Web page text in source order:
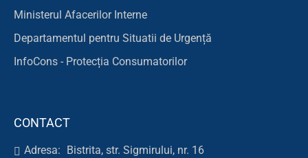
Ministerul Afacerilor Interne
Departamentul pentru Situatii de Urgență
InfoCons - Protecția Consumatorilor
CONTACT
Adresa: Bistrita, str. Sigmirului, nr. 16